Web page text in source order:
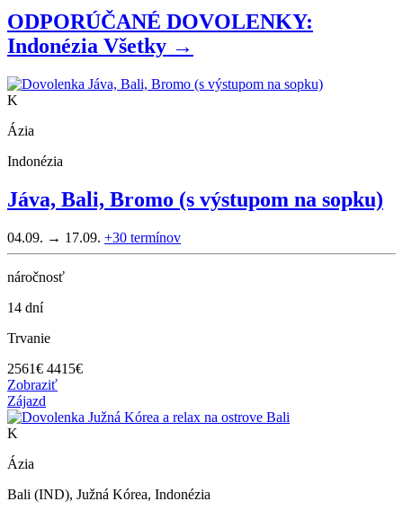
ODPORÚČANÉ DOVOLENKY:
Indonézia Všetky →
K
Ázia
Indonézia
Jáva, Bali, Bromo (s výstupom na sopku)
04.09. → 17.09. +30 termínov
náročnosť
14 dní
Trvanie
2561€ 4415€
Zobraziť
Zájazd
K
Ázia
Bali (IND), Južná Kórea, Indonézia